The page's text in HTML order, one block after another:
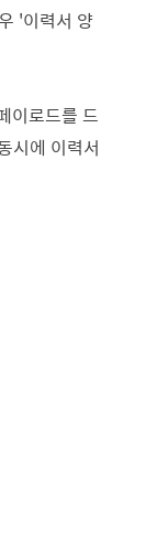
'이력서 양
이로드를 드
시에 이력서